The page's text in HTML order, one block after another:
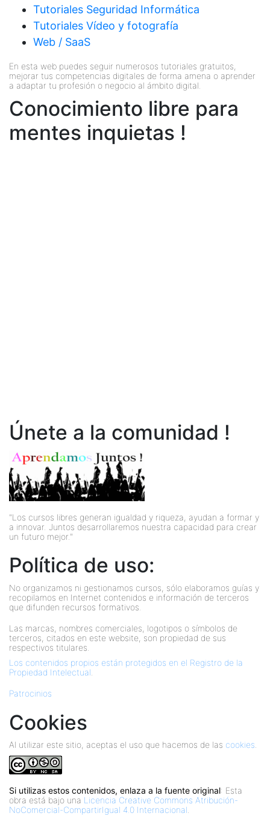
Tutoriales Seguridad Informática
Tutoriales Vídeo y fotografía
Web / SaaS
En esta web puedes seguir numerosos tutoriales gratuitos,
mejorar tus competencias digitales de forma amena o aprender
a adaptar tu profesión o negocio al ámbito digital.
Conocimiento libre para
mentes inquietas !
Únete a la comunidad !
"Los cursos libres generan igualdad y riqueza, ayudan a formar y
a innovar. Juntos desarrollaremos nuestra capacidad para crear
un futuro mejor."
Política de uso:
No organizamos ni gestionamos cursos, sólo elaboramos guías y
recopilamos en Internet contenidos e información de terceros
que difunden recursos formativos.
Las marcas, nombres comerciales, logotipos o símbolos de
terceros, citados en este website, son propiedad de sus
respectivos titulares.
Los contenidos propios están protegidos en el Registro de la
Propiedad Intelectual
Patrocinios
Cookies
Al utilizar este sitio, aceptas el uso que hacemos de las cookies
Si utilizas estos contenidos, enlaza a la fuente original: Esta
obra está bajo una Licencia Creative Commons Atribución-
NoComercial-CompartirIgual 4.0 Internacional